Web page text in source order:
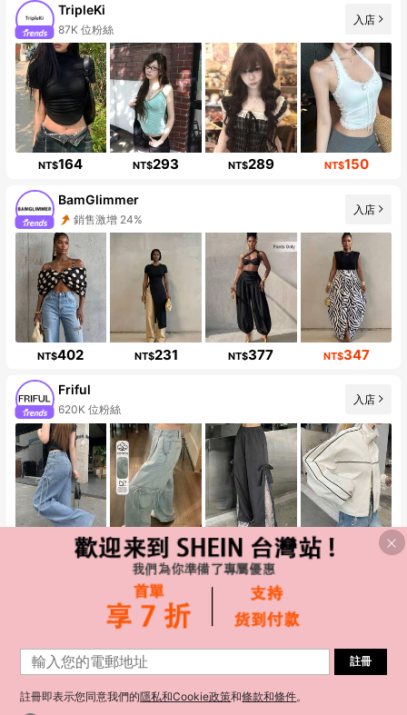
TripleKi
87K 位粉絲
入店
NT$164 NT$293 NT$289 NT$150
BamGlimmer
銷售激增 24%
入店
NT$402 NT$231 NT$377 NT$347
Friful
620K 位粉絲
入店
563 NT$530 NT$ 372
註冊
註冊即表示您同意我們的隱私和Cookie政策和條款和條件。